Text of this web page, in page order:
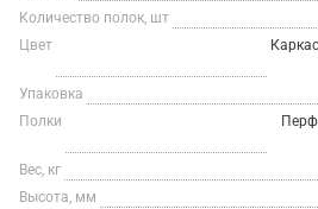
Количество полок, шт
Цвет
Упаковка
Полки
Вес, кг
Высота, мм